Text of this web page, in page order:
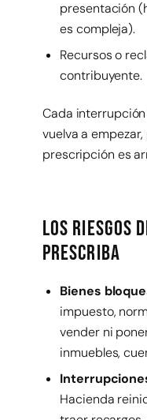
presentación
es compleja).
Recursos o
contribuyente.
Cada
vuelva a
prescripción es
Los riesgos
prescriba
Bienes
impuesto,
vender ni
inmuebles,
Hacienda